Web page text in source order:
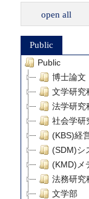
open all
Public
Public
博士論文
文学研究
法学研究
社会学研
(KBS)経
(SDM)シ
(KMD)メ
法務研究
文学部